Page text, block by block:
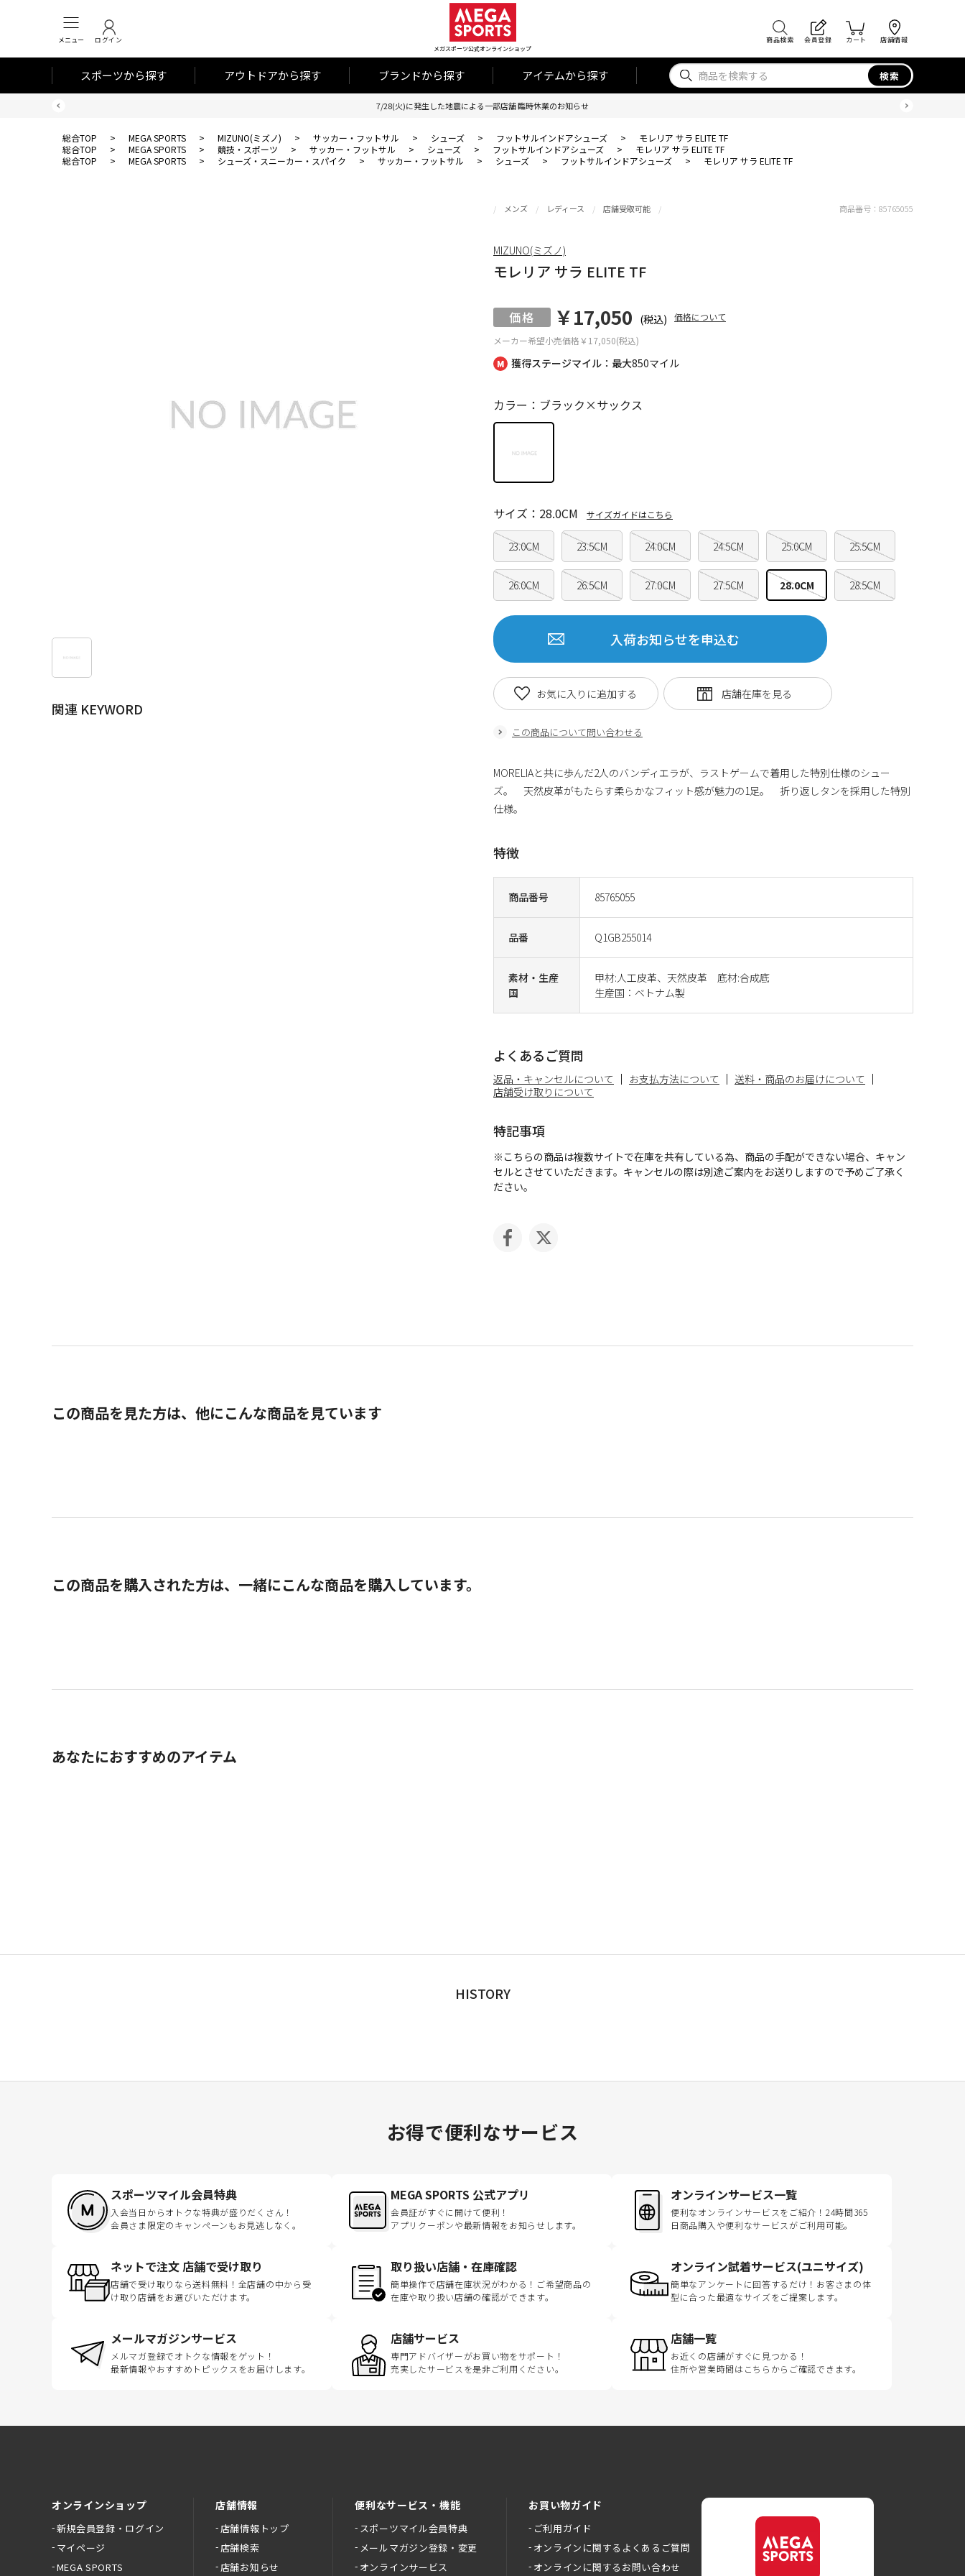
メニュー ログイン
メガスポーツ公式オンラインショップ
商品検索 会員登録 カート 店舗情報
スポーツから探す アウトドアから探す ブランドから探す アイテムから探す 検索
7/28(火)に発生した地震による一部店舗 臨時休業のお知らせ
総合TOP > MEGA SPORTS > MIZUNO(ミズノ) > サッカー・フットサル > シューズ > フットサルインドアシューズ >
モレリア サラ ELITE TF
総合TOP
> MEGA SPORTS > 競技・スポーツ > サッカー・フットサル > シューズ > フットサルインドアシューズ >
モレリア サラ ELITE TF
総合TOP
> MEGA SPORTS > シューズ・スニーカー・スパイク > サッカー・フットサル > シューズ > フットサルインドアシューズ > モレリア サラ ELITE TF
関連 KEYWORD
獲得ステージマイル：最大850マイル
メンズ レディース 店舗受取可能
モレリア サラ ELITE TF
メーカー希望小売価格￥17,050(税込)
￥17,050 (税込) 価格について
商品番号 85765055
品番 Q1GB255014
素材・生産
国
甲材:人工皮革、天然皮革 底材:合成底
生産国：ベトナム製
カラー：ブラック×サックス
23.0CM 23.5CM 24.0CM 24.5CM 25.0CM 25.5CM
26.0CM 26.5CM 27.0CM 27.5CM 28.0CM 28.5CM
サイズ：28.0CM サイズガイドはこちら
入荷お知らせを申込む
この商品について問い合わせる
お気に入りに追加する
商品番号： 85765055
MIZUNO(ミズノ)
MORELIAと共に歩んだ2人のバンディエラが、ラストゲームで着用した特別仕様のシュー
ズ。 天然皮革がもたらす柔らかなフィット感が魅力の1足。 折り返しタンを採用した特別
仕様。
特徴
よくあるご質問
返品・キャンセルについて お支払方法について
送料・商品のお届けについて
店舗受け取りについて
特記事項
※こちらの商品は複数サイトで在庫を共有している為、商品の手配ができない場合、キャン
セルとさせていただきます。キャンセルの際は別途ご案内をお送りしますので予めご了承く
ださい。
この商品を見た方は、他にこんな商品を見ています
この商品を購入された方は、一緒にこんな商品を購入しています。
あなたにおすすめのアイテム
HISTORY
お得で便利なサービス
スポーツマイル会員特典
入会当日からオトクな特典が盛りだくさん！
会員さま限定のキャンペーンもお見逃しなく。
MEGA SPORTS 公式アプリ
会員証がすぐに開けて便利！
アプリクーポンや最新情報をお知らせします。
オンラインサービス一覧
便利なオンラインサービスをご紹介！24時間365
日商品購入や便利なサービスがご利用可能。
ネットで注文 店舗で受け取り
店舗で受け取りなら送料無料！全店舗の中から受
け取り店舗をお選びいただけます。
取り扱い店舗・在庫確認
簡単操作で店舗在庫状況がわかる！ご希望商品の
在庫や取り扱い店舗の確認ができます。
オンライン試着サービス(ユニサイズ)
簡単なアンケートに回答するだけ！お客さまの体
型に合った最適なサイズをご提案します。
メールマガジンサービス
メルマガ登録でオトクな情報をゲット！
最新情報やおすすめトピックスをお届けします。
店舗サービス
専門アドバイザーがお買い物をサポート！
充実したサービスを是非ご利用ください。
店舗一覧
お近くの店舗がすぐに見つかる！
住所や営業時間はこちらからご確認できます。
オンラインショップ
新規会員登録・ログイン
マイページ
MEGA SPORTS
店舗情報
店舗情報トップ
店舗検索
店舗お知らせ
便利なサービス・機能
スポーツマイル会員特典
メールマガジン登録・変更
オンラインサービス
お買い物ガイド
ご利用ガイド
オンラインに関するよくあるご質問
オンラインに関するお問い合わせ